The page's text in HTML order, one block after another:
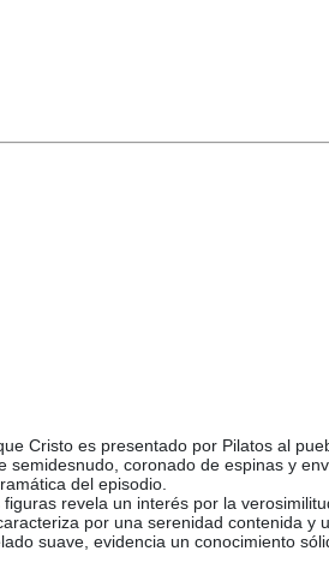
Cristo es presentado por Pilatos al
coronado de espinas y
del episodio.
revela un interés por la
por una serenidad contenida
suave, evidencia un conocimiento